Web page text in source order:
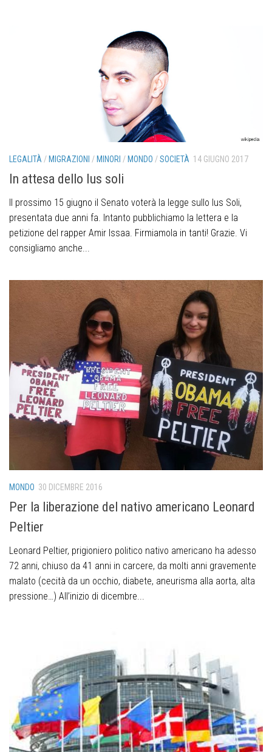
LEGALITÀ / MIGRAZIONI / MINORI / MONDO /SOCIETÀ 14 GIUGNO 2017
In attesa dello Ius soli
Il prossimo 15 giugno il Senato voterà la legge sullo Ius Soli,
presentata due anni fa. Intanto pubblichiamo la lettera e la
petizione del rapper Amir Issaa. Firmiamola in tanti! Grazie. Vi
consigliamo anche...
MONDO 30 DICEMBRE 2016
Per la liberazione del nativo americano Leonard
Peltier
Leonard Peltier, prigioniero politico nativo americano ha adesso
72 anni, chiuso da 41 anni in carcere, da molti anni gravemente
malato (cecità da un occhio, diabete, aneurisma alla aorta, alta
pressione…) All’inizio di dicembre...